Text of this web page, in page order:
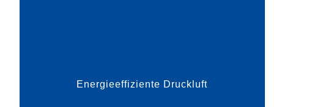
Energieeffiziente Druckluft